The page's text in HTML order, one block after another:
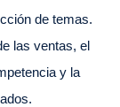
de temas.
las ventas, el
y la